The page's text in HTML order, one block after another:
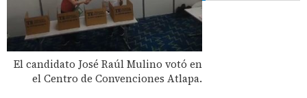
El candidato José Raúl Mulino votó en
el Centro de Convenciones Atlapa.